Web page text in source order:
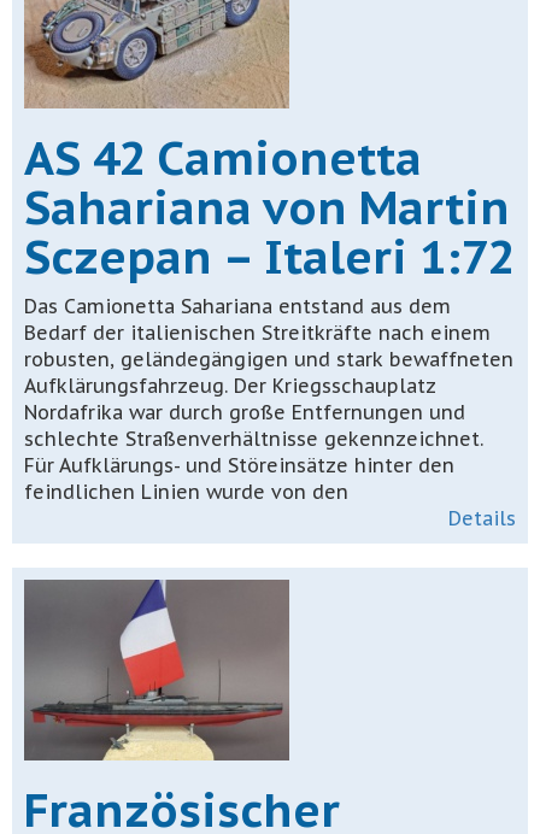
AS 42 Camionetta
Sahariana von Martin
Sczepan – Italeri 1:72
Das Camionetta Sahariana entstand aus dem
Bedarf der italienischen Streitkräfte nach einem
robusten, geländegängigen und stark bewaffneten
Aufklärungsfahrzeug. Der Kriegsschauplatz
Nordafrika war durch große Entfernungen und
schlechte Straßenverhältnisse gekennzeichnet.
Für Aufklärungs- und Störeinsätze hinter den
feindlichen Linien wurde von den
Details
Französischer